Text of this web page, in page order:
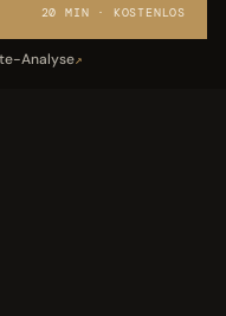
20 MIN · KOSTENLOS
Analyse↗